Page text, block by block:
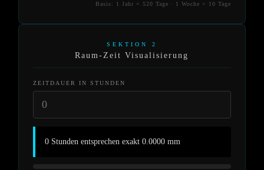
Basis: 1 Jahr = 520 Tage · 1 Woche = 10 Tage
SEKTION 2
Raum-Zeit Visualisierung
ZEITDAUER IN STUNDEN
0 Stunden entsprechen exakt 0.0000 mm